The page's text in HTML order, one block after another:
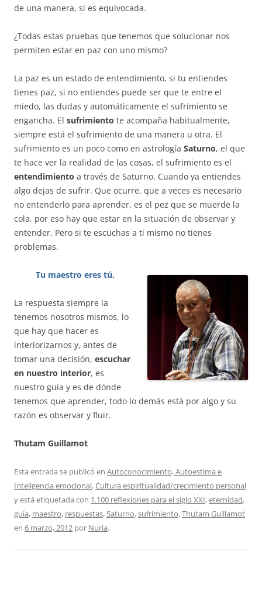
de una manera, si es equivocada.
¿Todas estas pruebas que tenemos que solucionar nos
permiten estar en paz con uno mismo?
La paz es un estado de entendimiento, si tu entiendes
tienes paz, si no entiendes puede ser que te entre el
miedo, las dudas y automáticamente el sufrimiento se
engancha. El sufrimiento te acompaña habitualmente,
siempre está el sufrimiento de una manera u otra. El
sufrimiento es un poco como en astrología Saturno, el que
te hace ver la realidad de las cosas, el sufrimiento es el
entendimiento a través de Saturno. Cuando ya entiendes
algo dejas de sufrir. Que ocurre, que a veces es necesario
no entenderlo para aprender, es el pez que se muerde la
cola, por eso hay que estar en la situación de observar y
entender. Pero si te escuchas a ti mismo no tienes
problemas.
Tu maestro eres tú.
La respuesta siempre la
tenemos nosotros mismos, lo
que hay que hacer es
interiorizarnos y, antes de
tomar una decisión, escuchar
en nuestro interior, es
nuestro guía y es de dónde
tenemos que aprender, todo lo demás está por algo y su
razón es observar y fluir.
Thutam Guillamot
Esta entrada se publicó en Autoconocimiento, Autoestima e
Inteligencia emocional,Cultura espiritualidad/crecimiento personal
y está etiquetada con 1.100 reflexiones para el siglo XXI,eternidad,
guía, maestro, respuestas,Saturno,sufrimiento,Thutam Guillamot
en 6 marzo, 2012 por Nuria.